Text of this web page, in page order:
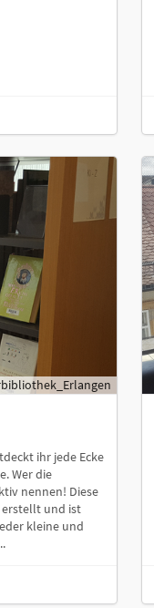
ihr jede Ecke
Wer die
nennen! Diese
erstellt und ist
kleine und